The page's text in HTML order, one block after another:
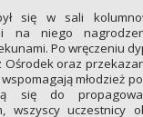
się w sali
na niego
Po wręczeniu
oraz
młodzież
się do
wszyscy uczestnicy